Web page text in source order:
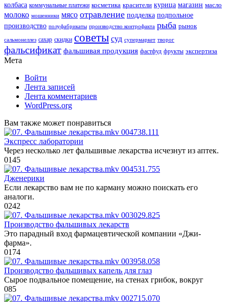
колбаса коммунальные платежи косметика красители курица магазин масло
молоко мошенники мясо отравление подделка подпольное
производство полуфабрикаты производство контрофакта рыба рынок
сальмонеллез сахар скидки советы суд супермаркет творог
фальсификат фальшивая продукция фастфуд фрукты экспертиза
Мета
Войти
Лента записей
Лента комментариев
WordPress.org
Вам также может понравиться
Экспресс лаборатории
Через несколько лет фальшивые лекарства исчезнут из аптек.
0145
Дженерики
Если лекарство вам не по карману можно поискать его
аналоги.
0242
Производство фальшивых лекарств
Это парадный вход фармацевтической компании «Джи-
фарма».
0174
Производство фальшивых капель для глаз
Сырое подвальное помещение, на стенах грибок, вокруг
085